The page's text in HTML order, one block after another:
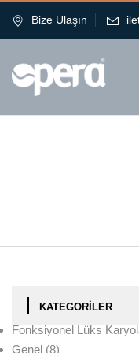
Bize Ulaşın
KATEGORILER
Fonksiyonel Lüks
Genel (8)